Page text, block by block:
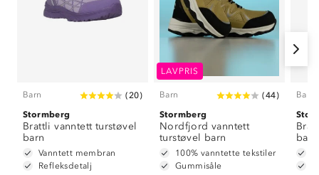
Barn ( 20)
Stormberg
Brattli vanntett turstøvel
barn
Vanntett membran
Refleksdetalj
LAVPRIS
Barn (44)
Stormberg
Nordfjord vanntett
turstøvel barn
100% vanntette tekstiler
Gummisåle
Barn
barn